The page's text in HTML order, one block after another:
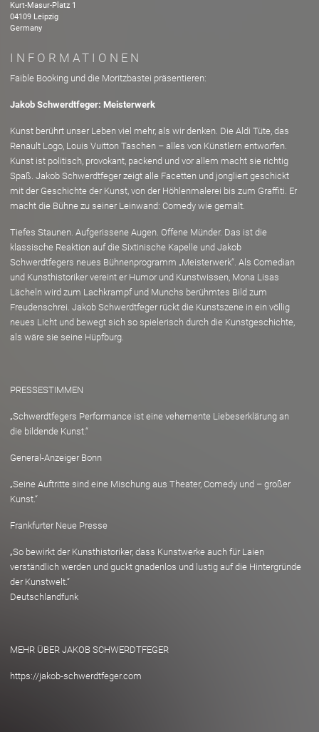
Kurt-Masur-Platz 1
04109 Leipzig
Germany
INFORMATIONEN
Faible Booking und die Moritzbastei präsentieren:
Jakob Schwerdtfeger: Meisterwerk
Kunst berührt unser Leben viel mehr, als wir denken. Die Aldi Tüte, das
Renault Logo, Louis Vuitton Taschen – alles von Künstlern entworfen.
Kunst ist politisch, provokant, packend und vor allem macht sie richtig
Spaß. Jakob Schwerdtfeger zeigt alle Facetten und jongliert geschickt
mit der Geschichte der Kunst, von der Höhlenmalerei bis zum Graffiti. Er
macht die Bühne zu seiner Leinwand: Comedy wie gemalt.
Tiefes Staunen. Aufgerissene Augen. Offene Münder. Das ist die
klassische Reaktion auf die Sixtinische Kapelle und Jakob
Schwerdtfegers neues Bühnenprogramm „Meisterwerk“. Als Comedian
und Kunsthistoriker vereint er Humor und Kunstwissen, Mona Lisas
Lächeln wird zum Lachkrampf und Munchs berühmtes Bild zum
Freudenschrei. Jakob Schwerdtfeger rückt die Kunstszene in ein völlig
neues Licht und bewegt sich so spielerisch durch die Kunstgeschichte,
als wäre sie seine Hüpfburg.
PRESSESTIMMEN
„Schwerdtfegers Performance ist eine vehemente Liebeserklärung an
die bildende Kunst.“
General-Anzeiger Bonn
„Seine Auftritte sind eine Mischung aus Theater, Comedy und – großer
Kunst.“
Frankfurter Neue Presse
„So bewirkt der Kunsthistoriker, dass Kunstwerke auch für Laien
verständlich werden und guckt gnadenlos und lustig auf die Hintergründe
der Kunstwelt.“
Deutschlandfunk
MEHR ÜBER JAKOB SCHWERDTFEGER
https://jakob-schwerdtfeger.com